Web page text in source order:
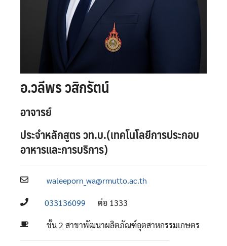
อ.วลีพร วสิกรัตน์
อาจารย์
ประจำหลักสูตร วท.บ.(เทคโนโลยีการประกอบ
อาหารและการบริการ)
waleeporn_wa@rmutto.ac.th
033136099 ต่อ 1333
ชั้น 2 สาขาพัฒนาผลิตภัณฑ์อุตสาหกรรมเกษตร